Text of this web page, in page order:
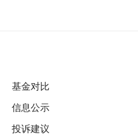
基金对比
信息公示
投诉建议